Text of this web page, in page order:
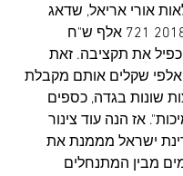
אורי אריאל, שדאג
להעביר בשנת 2018 721 אלף ש"ח
את תקציבה. זאת
שקלים אותם מקבלת
שונות בגדה, כספים
אז הנה עוד צינור
ישראל מממנת את
מבין המתנחלים